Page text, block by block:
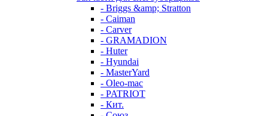
- Briggs &amp; Stratton
- Caiman
- Carver
- GRAMADION
- Huter
- Hyundai
- MasterYard
- Oleo-mac
- PATRIOT
- Кит.